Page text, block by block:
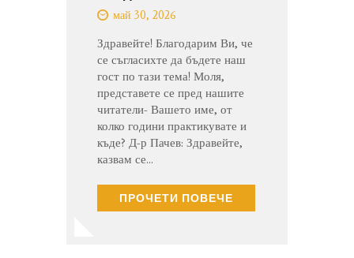
май 30, 2026
Здравейте! Благодарим Ви, че
се съгласихте да бъдете наш
гост по тази тема! Моля,
представете се пред нашите
читатели- Вашето име, от
колко години практикувате и
къде? Д-р Пачев: Здравейте,
казвам се…
ПРОЧЕТИ ПОВЕЧЕ